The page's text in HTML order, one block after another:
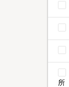
所